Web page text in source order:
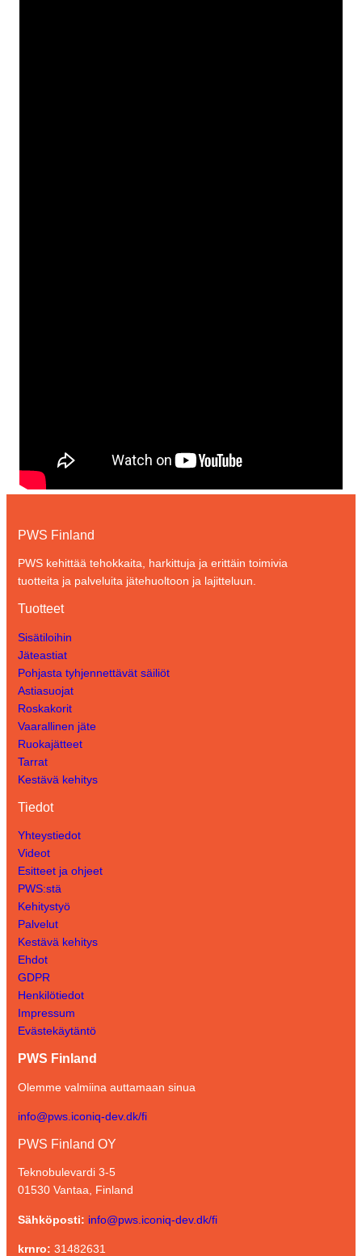
PWS Finland
PWS kehittää tehokkaita, harkittuja ja erittäin toimivia
tuotteita ja palveluita jätehuoltoon ja lajitteluun.
Tuotteet
Sisätiloihin
Jäteastiat
Pohjasta tyhjennettävät säiliöt
Astiasuojat
Roskakorit
Vaarallinen jäte
Ruokajätteet
Tarrat
Kestävä kehitys
Tiedot
Yhteystiedot
Videot
Esitteet ja ohjeet
PWS:stä
Kehitystyö
Palvelut
Kestävä kehitys
Ehdot
GDPR
Henkilötiedot
Impressum
Evästekäytäntö
PWS Finland
Olemme valmiina auttamaan sinua
info@pws.iconiq-dev.dk/fi
PWS Finland OY
Teknobulevardi 3-5
01530 Vantaa, Finland
Sähköposti: info@pws.iconiq-dev.dk/fi
krnro: 31482631